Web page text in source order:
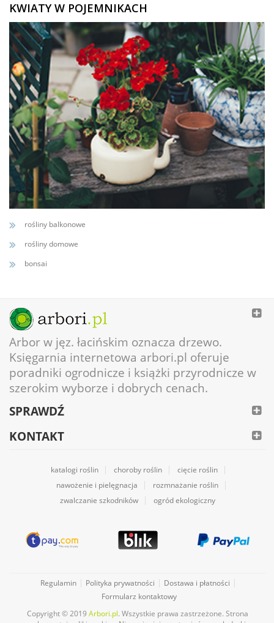
KWIATY W POJEMNIKACH
rośliny balkonowe
rośliny domowe
bonsai
Arbor w jęz. łacińskim oznacza drzewo.
Księgarnia internetowa arbori.pl oferuje
poradniki ogrodnicze i książki przyrodnicze w
szerokim wyborze i dobrych cenach.
SPRAWDŹ
KONTAKT
katalogi roślin choroby roślin
cięcie roślin
nawożenie i pielęgnacja
rozmnażanie roślin
zwalczanie szkodników
ogród ekologiczny
Regulamin Polityka prywatności
Dostawa i płatności
Formularz kontaktowy
Copyright © 2019 Arbori.pl. Wszystkie prawa zastrzeżone. Strona